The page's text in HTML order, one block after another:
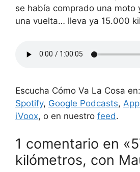
se había comprado una moto
una vuelta… lleva ya 15.000
Escucha Cómo Va La Cosa en:
Spotify, Google Podcasts,
iVoox, o en nuestro feed.
1 comentario en
kilómetros, con